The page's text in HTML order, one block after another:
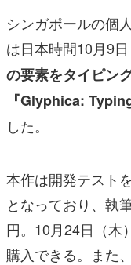
シンガポールの個
は日本時間10月9日
の要素をタイピン
『Glyphica:
した。
本作は開発テスト
となっており、執
円。10月24日（木
購入できる。また